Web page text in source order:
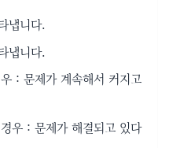
냅니다.
냅니다.
: 문제가 계속해서 커지고
우 : 문제가 해결되고 있다